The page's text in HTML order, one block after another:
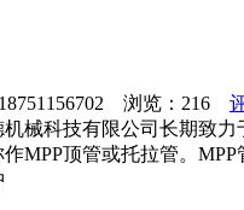
浏览： 216
械科技有限公司长期致
MPP顶管或托拉管。